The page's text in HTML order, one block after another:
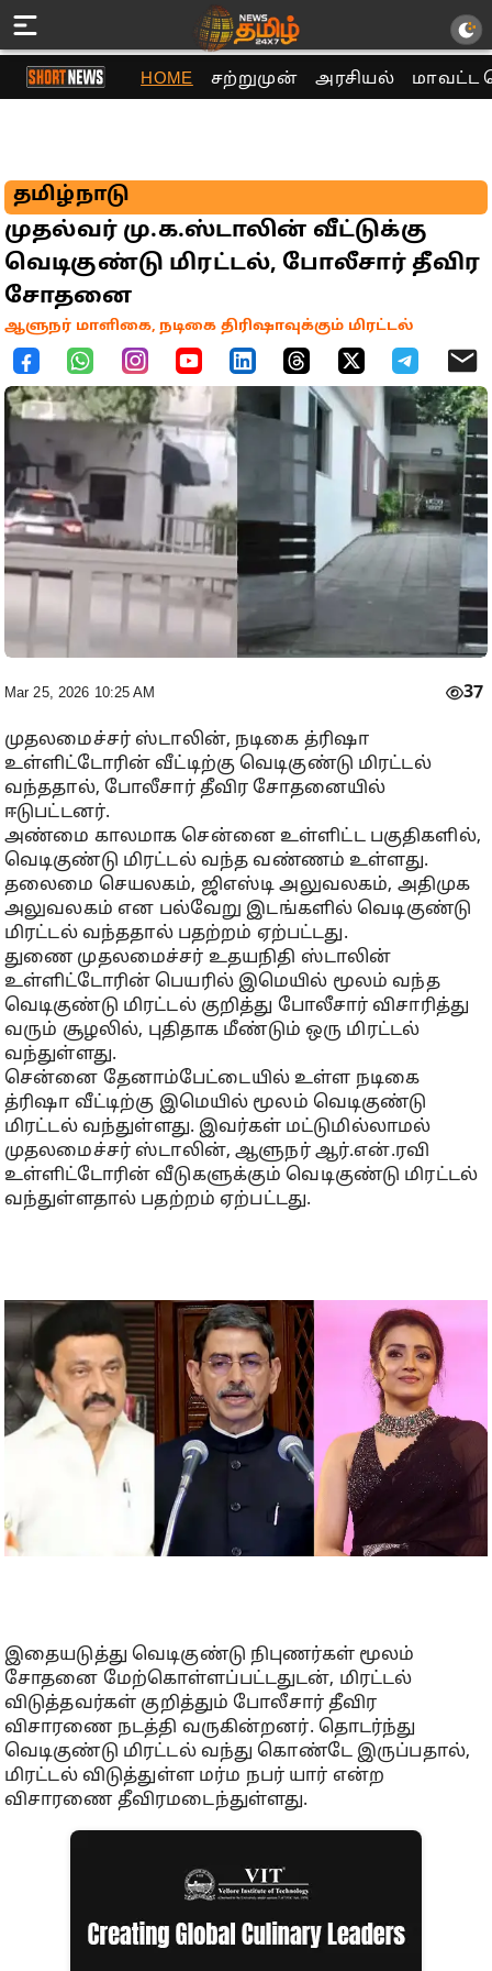
HOME சற்றுமுன் அரசியல் மாவட்ட
தமிழ்நாடு
முதல்வர் மு.க.ஸ்டாலின் வீட்டுக்கு
வெடிகுண்டு மிரட்டல், போலீசார் தீவிர
சோதனை
ஆளுநர் மாளிகை, நடிகை திரிஷாவுக்கும் மிரட்டல்
Mar 25, 2026 10:25 AM 37
முதலமைச்சர் ஸ்டாலின், நடிகை த்ரிஷா
உள்ளிட்டோரின் வீட்டிற்கு வெடிகுண்டு மிரட்டல்
வந்ததால், போலீசார் தீவிர சோதனையில்
ஈடுபட்டனர்.
அண்மை காலமாக சென்னை உள்ளிட்ட பகுதிகளில்,
வெடிகுண்டு மிரட்டல் வந்த வண்ணம் உள்ளது.
தலைமை செயலகம், ஜிஎஸ்டி அலுவலகம், அதிமுக
அலுவலகம் என பல்வேறு இடங்களில் வெடிகுண்டு
மிரட்டல் வந்ததால் பதற்றம் ஏற்பட்டது.
துணை முதலமைச்சர் உதயநிதி ஸ்டாலின்
உள்ளிட்டோரின் பெயரில் இமெயில் மூலம் வந்த
வெடிகுண்டு மிரட்டல் குறித்து போலீசார் விசாரித்து
வரும் சூழலில், புதிதாக மீண்டும் ஒரு மிரட்டல்
வந்துள்ளது.
சென்னை தேனாம்பேட்டையில் உள்ள நடிகை
த்ரிஷா வீட்டிற்கு இமெயில் மூலம் வெடிகுண்டு
மிரட்டல் வந்துள்ளது. இவர்கள் மட்டுமில்லாமல்
முதலமைச்சர் ஸ்டாலின், ஆளுநர் ஆர்.என்.ரவி
உள்ளிட்டோரின் வீடுகளுக்கும் வெடிகுண்டு மிரட்டல்
வந்துள்ளதால் பதற்றம் ஏற்பட்டது.
இதையடுத்து வெடிகுண்டு நிபுணர்கள் மூலம்
சோதனை மேற்கொள்ளப்பட்டதுடன், மிரட்டல்
விடுத்தவர்கள் குறித்தும் போலீசார் தீவிர
விசாரணை நடத்தி வருகின்றனர். தொடர்ந்து
வெடிகுண்டு மிரட்டல் வந்து கொண்டே இருப்பதால்,
மிரட்டல் விடுத்துள்ள மர்ம நபர் யார் என்ற
விசாரணை தீவிரமடைந்துள்ளது.